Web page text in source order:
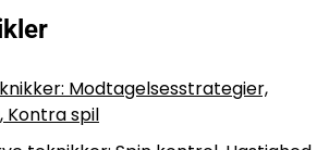
Modtagelsesstrategier,
Kontra spil